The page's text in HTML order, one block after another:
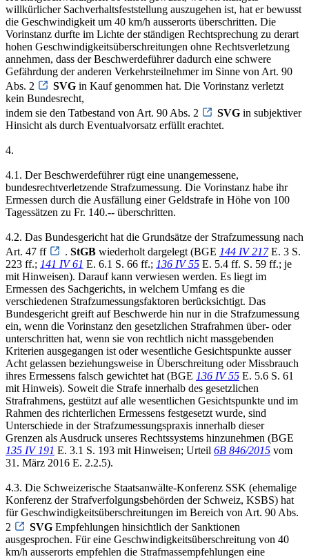
willkürlicher Sachverhaltsfeststellung auszugehen ist, hat er bewusst
die Geschwindigkeit um 40 km/h ausserorts überschritten. Die
Vorinstanz durfte im Lichte der ständigen Rechtsprechung zu derart
hohen Geschwindigkeitsüberschreitungen ohne Rechtsverletzung
annehmen, dass der Beschwerdeführer dadurch eine schwere
Gefährdung der anderen Verkehrsteilnehmer im Sinne von Art. 90
Abs. 2
SVG in Kauf genommen hat. Die Vorinstanz verletzt
kein Bundesrecht,
indem sie den Tatbestand von Art. 90 Abs. 2
SVG in subjektiver
Hinsicht als durch Eventualvorsatz erfüllt erachtet.
4.
4.1. Der Beschwerdeführer rügt eine unangemessene,
bundesrechtverletzende Strafzumessung. Die Vorinstanz habe ihr
Ermessen durch die Ausfällung einer Geldstrafe in Höhe von 100
Tagessätzen zu Fr. 140.-- überschritten.
4.2. Das Bundesgericht hat die Grundsätze der Strafzumessung nach
Art. 47 ff
. StGB wiederholt dargelegt (BGE 144 IV 217E. 3 S.
223 ff.; 141 IV 61 E. 6.1 S. 66 ff.; 136 IV 55 E. 5.4 ff. S. 59 ff.; je
mit Hinweisen). Darauf kann verwiesen werden. Es liegt im
Ermessen des Sachgerichts, in welchem Umfang es die
verschiedenen Strafzumessungsfaktoren berücksichtigt. Das
Bundesgericht greift auf Beschwerde hin nur in die Strafzumessung
ein, wenn die Vorinstanz den gesetzlichen Strafrahmen über- oder
unterschritten hat, wenn sie von rechtlich nicht massgebenden
Kriterien ausgegangen ist oder wesentliche Gesichtspunkte ausser
Acht gelassen beziehungsweise in Überschreitung oder Missbrauch
ihres Ermessens falsch gewichtet hat (BGE 136 IV 55 E. 5.6 S. 61
mit Hinweis). Soweit die Strafe innerhalb des gesetzlichen
Strafrahmens, gestützt auf alle wesentlichen Gesichtspunkte und im
Rahmen des richterlichen Ermessens festgesetzt wurde, sind
Unterschiede in der Strafzumessungspraxis innerhalb dieser
Grenzen als Ausdruck unseres Rechtssystems hinzunehmen (BGE
135 IV 191 E. 3.1 S. 193 mit Hinweisen; Urteil 6B 846/2015 vom
31. März 2016 E. 2.2.5).
4.3. Die Schweizerische Staatsanwälte-Konferenz SSK (ehemalige
Konferenz der Strafverfolgungsbehörden der Schweiz, KSBS) hat
für Geschwindigkeitsüberschreitungen im Bereich von Art. 90 Abs.
2
SVG Empfehlungen hinsichtlich der Sanktionen
ausgesprochen. Für eine Geschwindigkeitsüberschreitung von 40
km/h ausserorts empfehlen die Strafmassempfehlungen eine